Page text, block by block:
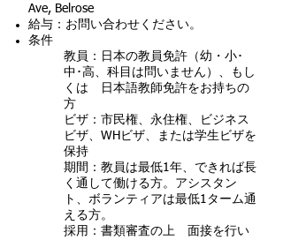
Ave, Belrose
給与：お問い合わせください。
条件
教員：日本の教員免許（幼・小･
中･高、科目は問いません）、もし
くは 日本語教師免許をお持ちの
方
ビザ：市民権、永住権、ビジネス
ビザ、WHビザ、または学生ビザを
保持
期間：教員は最低1年、できれば長
く通して働ける方。アシスタン
ト、ボランティアは最低1ターム通
える方。
採用：書類審査の上 面接を行い